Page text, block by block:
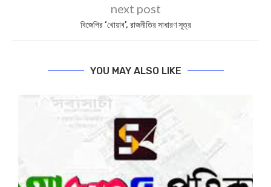
next post
বিজেপির ‘খোয়াব’, রাজনীতির সাধারণ সূত্র
YOU MAY ALSO LIKE